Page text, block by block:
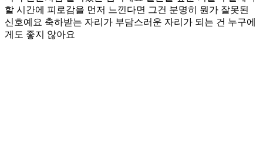
할 시간에 피로감을 먼저 느낀다면 그건 분명히 뭔가 잘못된
신호예요 축하받는 자리가 부담스러운 자리가 되는 건 누구에
게도 좋지 않아요